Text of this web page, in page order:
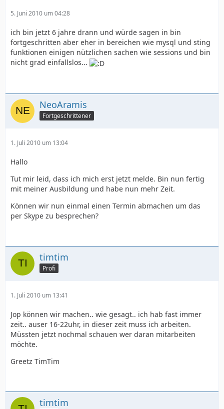
5. Juni 2010 um 04:28
ich bin jetzt 6 jahre drann und würde sagen in bin
fortgeschritten aber eher in bereichen wie mysql und sting
funktionen einigen nützlichen sachen wie sessions und bin
nicht grad einfallslos...
NeoAramis
Fortgeschrittener
1. Juli 2010 um 13:04
Hallo
Tut mir leid, dass ich mich erst jetzt melde. Bin nun fertig
mit meiner Ausbildung und habe nun mehr Zeit.
Können wir nun einmal einen Termin abmachen um das
per Skype zu besprechen?
timtim
Profi
1. Juli 2010 um 13:41
Jop können wir machen.. wie gesagt.. ich hab fast immer
zeit.. auser 16-22uhr, in dieser zeit muss ich arbeiten.
Müssten jetzt nochmal schauen wer daran mitarbeiten
möchte.
Greetz TimTim
timtim